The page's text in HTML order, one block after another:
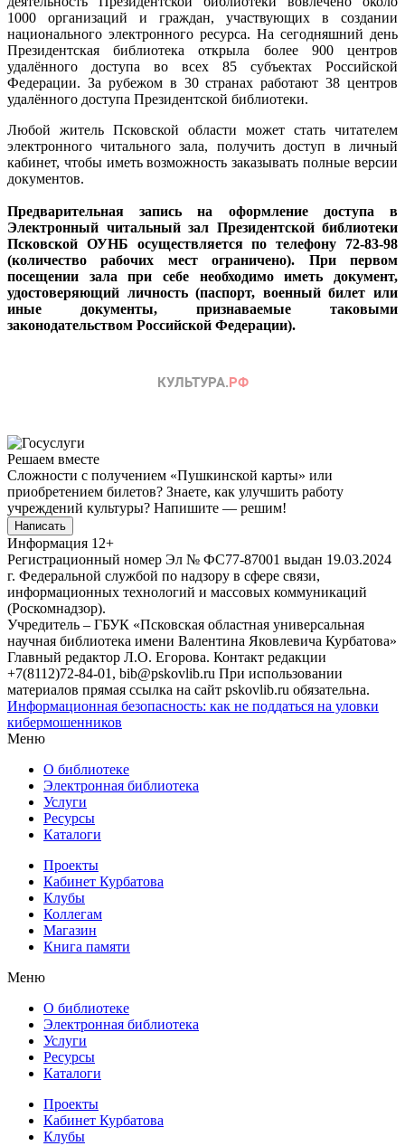
1000 организаций и граждан, участвующих в создании
национального электронного ресурса. На сегодняшний день
Президентская библиотека открыла более 900 центров
удалённого доступа во всех 85 субъектах Российской
Федерации. За рубежом в 30 странах работают 38 центров
удалённого доступа Президентской библиотеки.
Любой житель Псковской области может стать читателем
электронного читального зала, получить доступ в личный
кабинет, чтобы иметь возможность заказывать полные версии
документов.
Предварительная запись на оформление доступа в
Электронный читальный зал Президентской библиотеки
Псковской ОУНБ осуществляется по телефону 72-83-98
(количество рабочих мест ограничено). При первом
посещении зала при себе необходимо иметь документ,
удостоверяющий личность (паспорт, военный билет или
иные документы, признаваемые таковыми
законодательством Российской Федерации).
Решаем вместе
Сложности с получением «Пушкинской карты» или
приобретением билетов? Знаете, как улучшить работу
учреждений культуры? Напишите — решим!
Написать
Информация 12+
Регистрационный номер Эл № ФС77-87001 выдан 19.03.2024
г. Федеральной службой по надзору в сфере связи,
информационных технологий и массовых коммуникаций
(Роскомнадзор).
Учредитель – ГБУК «Псковская областная универсальная
научная библиотека имени Валентина Яковлевича Курбатова»
Главный редактор Л.О. Егорова. Контакт редакции
+7(8112)72-84-01, bib@pskovlib.ru При использовании
материалов прямая ссылка на сайт pskovlib.ru обязательна.
Информационная безопасность: как не поддаться на уловки
кибермошенников
Меню
О библиотеке
Электронная библиотека
Услуги
Ресурсы
Каталоги
Проекты
Кабинет Курбатова
Клубы
Коллегам
Магазин
Книга памяти
Меню
О библиотеке
Электронная библиотека
Услуги
Ресурсы
Каталоги
Проекты
Кабинет Курбатова
Клубы